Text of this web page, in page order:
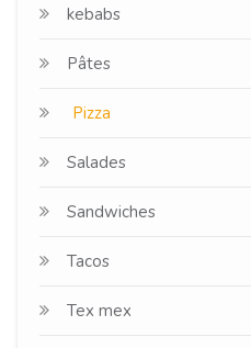
kebabs
Pâtes
Pizza
Salades
Sandwiches
Tacos
Tex mex